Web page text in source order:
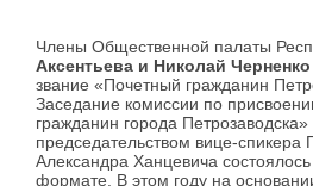
Члены Общественной палаты
Аксентьева и Николай Черненко
звание «Почетный гражданин
Заседание комиссии по
гражданин города Петрозаводска»
председательством вице-спикера
Александра Ханцевича
формате. В этом году на